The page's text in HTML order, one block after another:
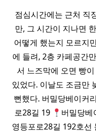
점심시간에는 근처 직
만, 그 시간이 지나면
어떻게 했는지 모르지
에 들려, 2층 카페공간
서 느즈막에 오면 빵
있었다. 이날도 조금만
뻔했다. 버밀당베이커
로28길 19
버밀당베
영등포로28길 192호선